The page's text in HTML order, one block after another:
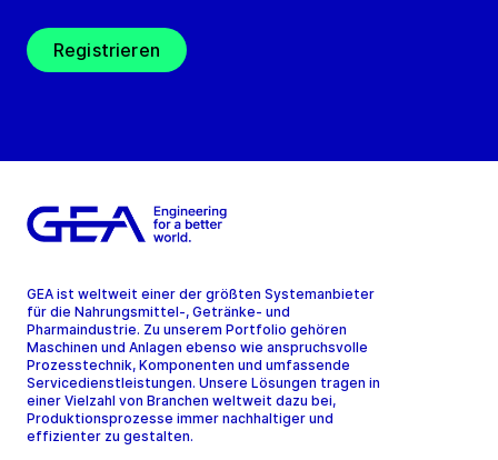
Registrieren
GEA ist weltweit einer der größten Systemanbieter
für die Nahrungsmittel-, Getränke- und
Pharmaindustrie. Zu unserem Portfolio gehören
Maschinen und Anlagen ebenso wie anspruchsvolle
Prozesstechnik, Komponenten und umfassende
Servicedienstleistungen. Unsere Lösungen tragen in
einer Vielzahl von Branchen weltweit dazu bei,
Produktionsprozesse immer nachhaltiger und
effizienter zu gestalten.